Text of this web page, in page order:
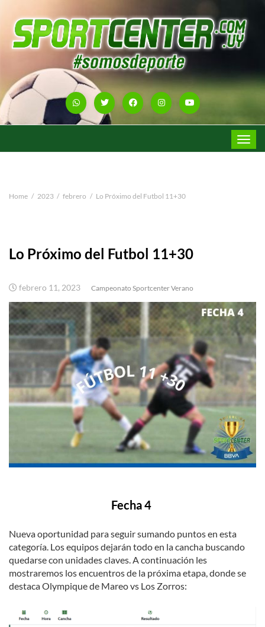
Toggle
Home 2023 febrero Lo Próximo del Futbol 11+30
Lo Próximo del Futbol 11+30
febrero 11, 2023 Campeonato Sportcenter Verano
Fecha 4
Nueva oportunidad para seguir sumando puntos en esta
categoría. Los equipos dejarán todo en la cancha buscando
quedarse con unidades claves. A continuación les
mostraremos los encuentros de la próxima etapa, donde se
destaca Olympique de Mareo vs Los Zorros: